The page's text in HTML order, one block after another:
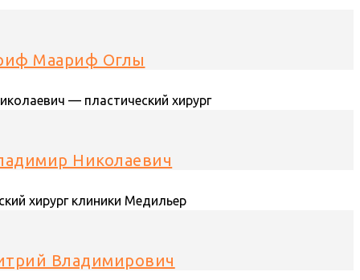
Маариф Оглы
Николаевич
Владимирович